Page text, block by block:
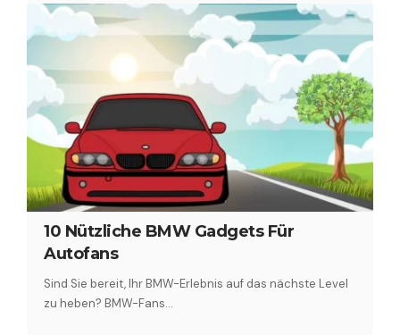
10 Nützliche BMW Gadgets Für
Autofans
Sind Sie bereit, Ihr BMW-Erlebnis auf das nächste Level
zu heben? BMW-Fans…